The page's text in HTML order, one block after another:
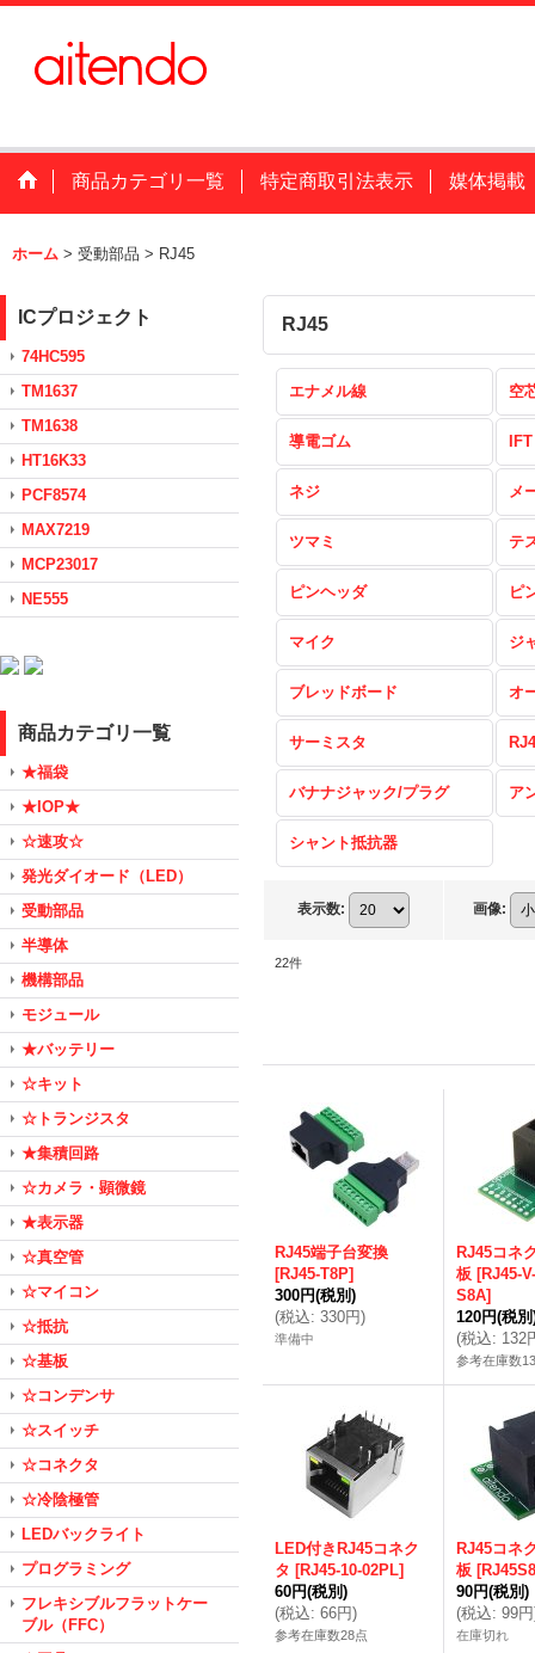
商品カテゴリ一覧 特定商取引法表示 媒体掲載
ホーム > 受動部品 > RJ45
ICプロジェクト
74HC595
TM1637
TM1638
HT16K33
PCF8574
MAX7219
MCP23017
NE555
商品カテゴリ一覧
★福袋
★IOP★
☆速攻☆
発光ダイオード（LED）
受動部品
半導体
機構部品
モジュール
★バッテリー
☆キット
☆トランジスタ
★集積回路
☆カメラ・顕微鏡
★表示器
☆真空管
☆マイコン
☆抵抗
☆基板
☆コンデンサ
☆スイッチ
☆コネクタ
☆冷陰極管
LEDバックライト
プログラミング
フレキシブルフラットケー
ブル（FFC）
RJ45
エナメル線 空
導電ゴム IFT
ネジ メ
ツマミ テ
ピンヘッダ ピ
マイク ジ
ブレッドボード オ
サーミスタ
バナナジャック/プラグ ア
シャント抵抗器
表示数: 画像:
22件
RJ45端子台変換
[RJ45-T8P]
300円(税別)
(税込: 330円)
準備中
RJ45コネ
板 [RJ45-
S8A]
120円(税別
(税込: 132
参考在庫数
LED付きRJ45コネク
タ [RJ45-10-02PL]
60円(税別)
(税込: 66円)
参考在庫数28点
RJ45コネ
板 [
90円(税別)
(税込: 99円
在庫切れ